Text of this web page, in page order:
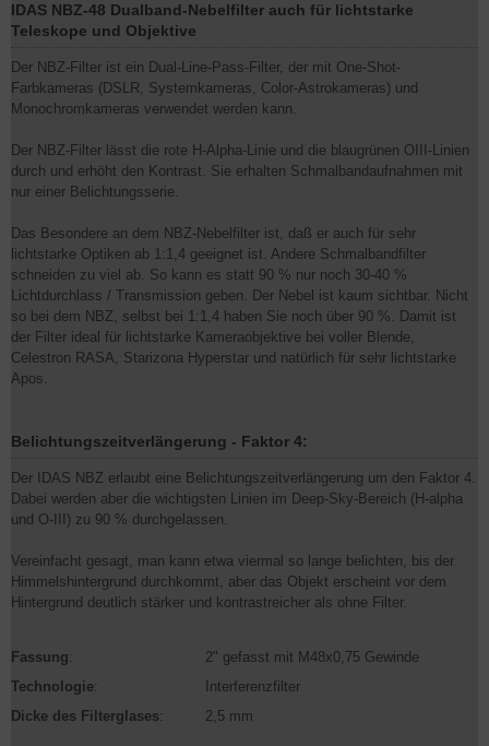
IDAS NBZ-48 Dualband-Nebelfilter auch für lichtstarke
Teleskope und Objektive
Der NBZ-Filter ist ein Dual-Line-Pass-Filter, der mit One-Shot-
Farbkameras (DSLR, Systemkameras, Color-Astrokameras) und
Monochromkameras verwendet werden kann.
Der NBZ-Filter lässt die rote H-Alpha-Linie und die blaugrünen OIII-Linien
durch und erhöht den Kontrast. Sie erhalten Schmalbandaufnahmen mit
nur einer Belichtungsserie.
Das Besondere an dem NBZ-Nebelfilter ist, daß er auch für sehr
lichtstarke Optiken ab 1:1,4 geeignet ist. Andere Schmalbandfilter
schneiden zu viel ab. So kann es statt 90 % nur noch 30-40 %
Lichtdurchlass / Transmission geben. Der Nebel ist kaum sichtbar. Nicht
so bei dem NBZ, selbst bei 1:1,4 haben Sie noch über 90 %. Damit ist
der Filter ideal für lichtstarke Kameraobjektive bei voller Blende,
Celestron RASA, Starizona Hyperstar und natürlich für sehr lichtstarke
Apos.
Belichtungszeitverlängerung - Faktor 4:
Der IDAS NBZ erlaubt eine Belichtungszeitverlängerung um den Faktor 4.
Dabei werden aber die wichtigsten Linien im Deep-Sky-Bereich (H-alpha
und O-III) zu 90 % durchgelassen.
Vereinfacht gesagt, man kann etwa viermal so lange belichten, bis der
Himmelshintergrund durchkommt, aber das Objekt erscheint vor dem
Hintergrund deutlich stärker und kontrastreicher als ohne Filter.
Fassung:
2" gefasst mit M48x0,75 Gewinde
Technologie:
Interferenzfilter
Dicke des Filterglases: 2,5 mm